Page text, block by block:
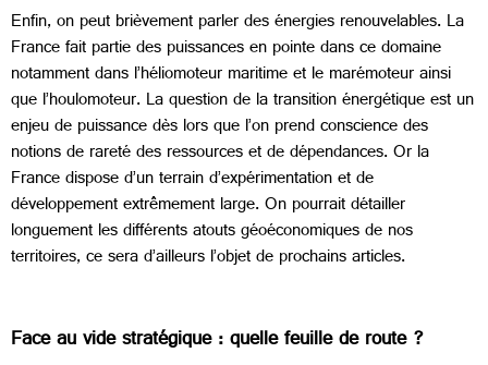
Enfin, on peut brièvement parler des énergies renouvelables. La
France fait partie des puissances en pointe dans ce domaine
notamment dans l’héliomoteur maritime et le marémoteur ainsi
que l’houlomoteur. La question de la transition énergétique est un
enjeu de puissance dès lors que l’on prend conscience des
notions de rareté des ressources et de dépendances. Or la
France dispose d’un terrain d’expérimentation et de
développement extrêmement large. On pourrait détailler
longuement les différents atouts géoéconomiques de nos
territoires, ce sera d’ailleurs l’objet de prochains articles.
Face au vide stratégique : quelle feuille de route ?